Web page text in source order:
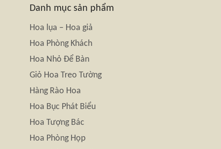
Danh mục sản phẩm
Hoa lụa – Hoa giả
Hoa Phòng Khách
Hoa Nhỏ Để Bàn
Giỏ Hoa Treo Tường
Hàng Rào Hoa
Hoa Bục Phát Biểu
Hoa Tượng Bác
Hoa Phòng Họp